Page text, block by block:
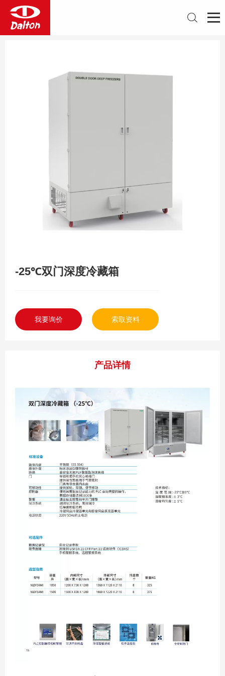
-25℃双门深度冷藏箱
我要询价 索取资料
产品详情